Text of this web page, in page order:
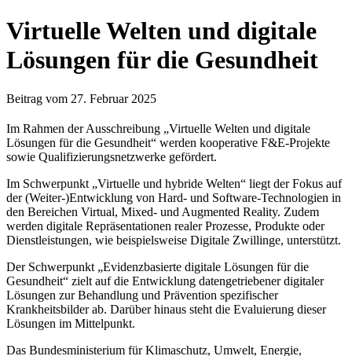
Virtuelle Welten und digitale
Lösungen für die Gesundheit
Beitrag vom 27. Februar 2025
Im Rahmen der Ausschreibung „Virtuelle Welten und digitale
Lösungen für die Gesundheit“ werden kooperative F&E-Projekte
sowie Qualifizierungsnetzwerke gefördert.
Im Schwerpunkt „Virtuelle und hybride Welten“ liegt der Fokus auf
der (Weiter-)Entwicklung von Hard- und Software-Technologien in
den Bereichen Virtual, Mixed- und Augmented Reality. Zudem
werden digitale Repräsentationen realer Prozesse, Produkte oder
Dienstleistungen, wie beispielsweise Digitale Zwillinge, unterstützt.
Der Schwerpunkt „Evidenzbasierte digitale Lösungen für die
Gesundheit“ zielt auf die Entwicklung datengetriebener digitaler
Lösungen zur Behandlung und Prävention spezifischer
Krankheitsbilder ab. Darüber hinaus steht die Evaluierung dieser
Lösungen im Mittelpunkt.
Das Bundesministerium für Klimaschutz, Umwelt, Energie,